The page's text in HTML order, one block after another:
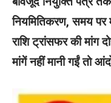
नियमितिकरण, समय
राशि ट्रांसफर की मांग
मांगें नहीं मानी गईं तो